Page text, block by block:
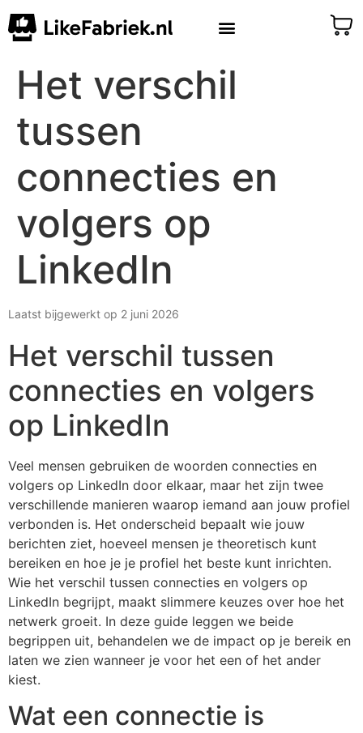
Het verschil
tussen
connecties en
volgers op
LinkedIn
Laatst bijgewerkt op 2 juni 2026
Het verschil tussen
connecties en volgers
op LinkedIn
Veel mensen gebruiken de woorden connecties en
volgers op LinkedIn door elkaar, maar het zijn twee
verschillende manieren waarop iemand aan jouw profiel
verbonden is. Het onderscheid bepaalt wie jouw
berichten ziet, hoeveel mensen je theoretisch kunt
bereiken en hoe je je profiel het beste kunt inrichten.
Wie het verschil tussen connecties en volgers op
LinkedIn begrijpt, maakt slimmere keuzes over hoe het
netwerk groeit. In deze guide leggen we beide
begrippen uit, behandelen we de impact op je bereik en
laten we zien wanneer je voor het een of het ander
kiest.
Wat een connectie is